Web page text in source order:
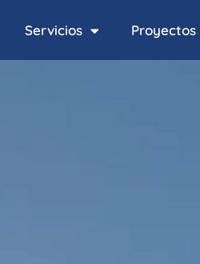
Servicios Proyectos